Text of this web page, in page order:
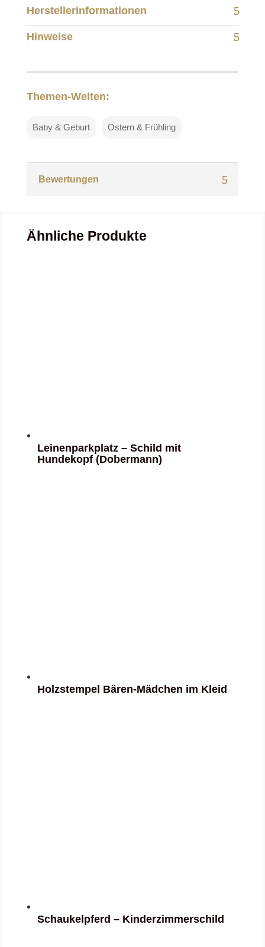
Herstellerinformationen
Hinweise
Themen-Welten:
Baby & Geburt Ostern & Frühling
Bewertungen
Ähnliche Produkte
Leinenparkplatz – Schild mit
Hundekopf (Dobermann)
Holzstempel Bären-Mädchen im Kleid
Schaukelpferd – Kinderzimmerschild